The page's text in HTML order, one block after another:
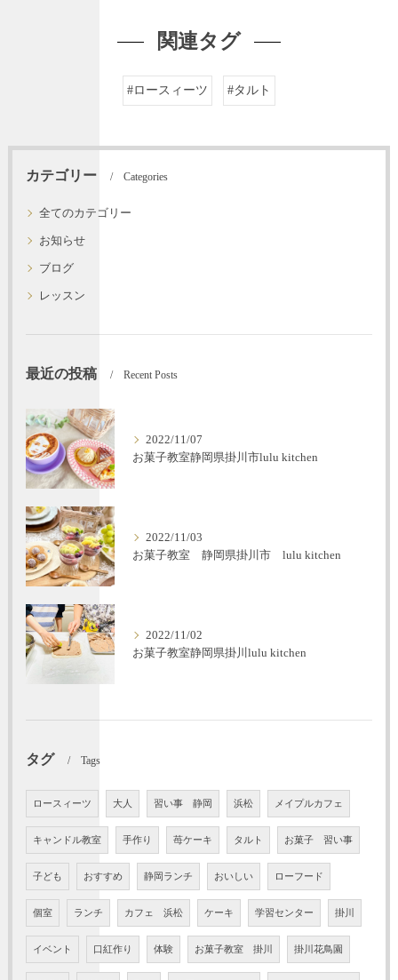
関連タグ
#ロースィーツ #タルト
カテゴリー Categories
全てのカテゴリー
お知らせ
ブログ
レッスン
最近の投稿 Recent Posts
2022/11/07
お菓子教室静岡県掛川市lulu kitchen
2022/11/03
お菓子教室 静岡県掛川市 lulu kitchen
2022/11/02
お菓子教室静岡県掛川lulu kitchen
タグ Tags
ロースィーツ 大人 習い事 静岡 浜松 メイプルカフェ
キャンドル教室 手作り 苺ケーキ タルト お菓子 習い事
子ども おすすめ 静岡ランチ おいしい ローフード
個室 ランチ カフェ 浜松 ケーキ 学習センター 掛川
イベント 口紅作り 体験 お菓子教室 掛川 掛川花鳥園